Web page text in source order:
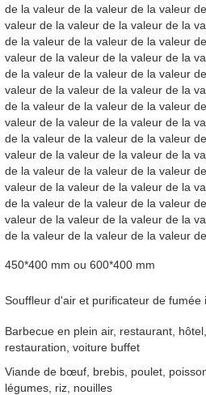
de la valeur de la valeur de la valeur
valeur de la valeur de la valeur de la
de la valeur de la valeur de la valeur
valeur de la valeur de la valeur de la
de la valeur de la valeur de la valeur
valeur de la valeur de la valeur de la
de la valeur de la valeur de la valeur
valeur de la valeur de la valeur de la
de la valeur de la valeur de la valeur
valeur de la valeur de la valeur de la
de la valeur de la valeur de la valeur
valeur de la valeur de la valeur de la
de la valeur de la valeur de la valeur
valeur de la valeur de la valeur de la
de la valeur de la valeur de la valeur
450*400 mm ou 600*400 mm
Souffleur d'air et purificateur de fumée
Barbecue en plein air, restaurant,
restauration, voiture buffet
Viande de bœuf, brebis, poulet,
légumes, riz, nouilles